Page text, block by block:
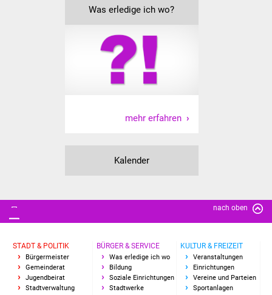
Gewerbeimmobilien
IKG Auen
Ausschreibungen
Ausschreibung
Freihändige Vergabe
Gewerbeverzeichnis
Gewerbe - Selbsteintrag
Was erledige ich wo?
mehr erfahren
Kalender
nach oben
STADT & POLITIK
Bürgermeister
Gemeinderat
Jugendbeirat
Stadtverwaltung
BÜRGER & SERVICE
Was erledige ich wo
Bildung
Soziale Einrichtungen
Stadtwerke
KULTUR & FREIZEIT
Veranstaltungen
Einrichtungen
Vereine und Parteien
Sportanlagen